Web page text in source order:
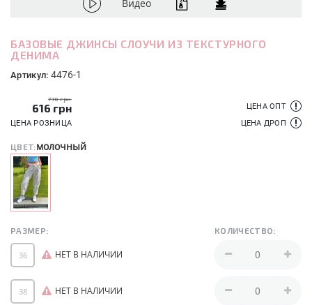
Видео
БАЗОВЫЕ ДЖИНСЫ СЛОУЧИ ИЗ ТЕКСТУРНОГО
ДЕНИМА
Артикул: 4476-1
770 грн
616 грн
ЦЕНА РОЗНИЦА
ЦЕНА ОПТ
ЦЕНА ДРОП
ЦВЕТ:молочный
РАЗМЕР: КОЛИЧЕСТВО:
36 НЕТ В НАЛИЧИИ
38 НЕТ В НАЛИЧИИ